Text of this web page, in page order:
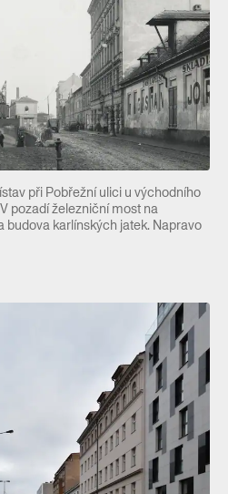
při Pobřežní ulici u východního
pozadí železniční most na
budova karlínských jatek. Napravo